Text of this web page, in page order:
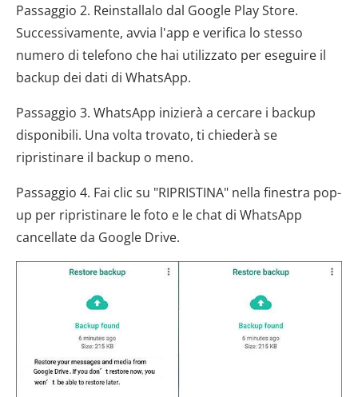
Passaggio 2. Reinstallalo dal Google Play Store.
Successivamente, avvia l'app e verifica lo stesso
numero di telefono che hai utilizzato per eseguire il
backup dei dati di WhatsApp.
Passaggio 3. WhatsApp inizierà a cercare i backup
disponibili. Una volta trovato, ti chiederà se
ripristinare il backup o meno.
Passaggio 4. Fai clic su "RIPRISTINA" nella finestra pop-
up per ripristinare le foto e le chat di WhatsApp
cancellate da Google Drive.